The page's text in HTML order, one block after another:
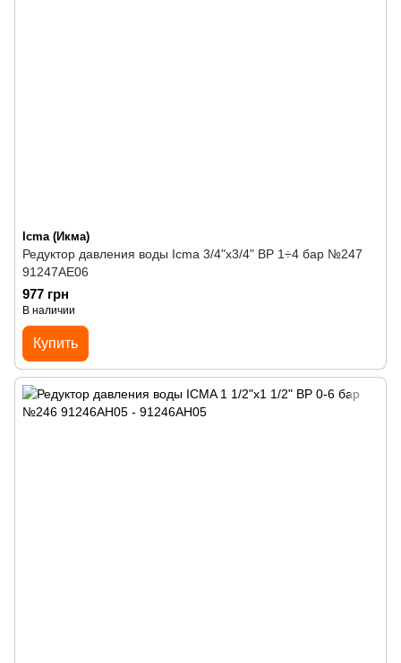
Icma (Икма)
Редуктор давления воды Icma 3/4"х3/4" ВР 1÷4 бар №247
91247AE06
977 грн
В наличии
Купить